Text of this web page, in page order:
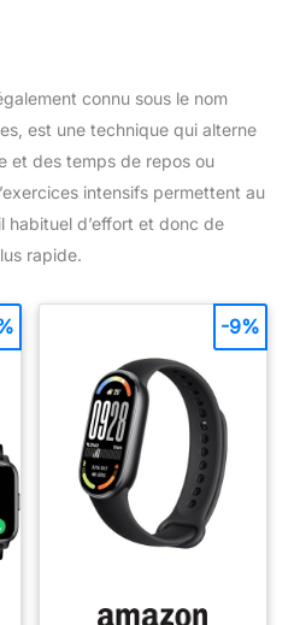
connu sous le nom
est une technique qui alterne
et des temps de repos ou
intensifs permettent au
habituel d’effort et donc de
rapide.
-9%